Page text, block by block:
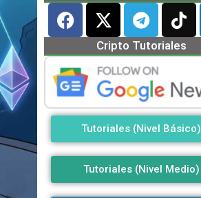
Cripto Tutoriales
Tutoriales (Nivel Básico)
Tutoriales (Nivel Medio)